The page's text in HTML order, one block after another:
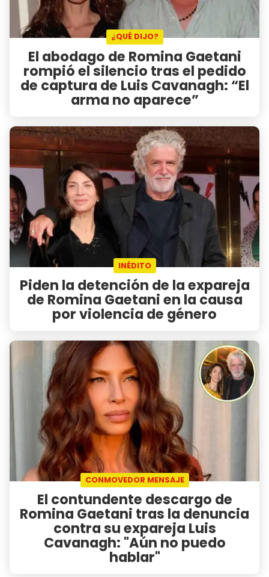
¿QUÉ DIJO?
El abodago de Romina Gaetani
rompió el silencio tras el pedido
de captura de Luis Cavanagh: “El
arma no aparece”
INÉDITO
Piden la detención de la expareja
de Romina Gaetani en la causa
por violencia de género
CONMOVEDOR MENSAJE
El contundente descargo de
Romina Gaetani tras la denuncia
contra su expareja Luis
Cavanagh: "Aún no puedo
hablar"